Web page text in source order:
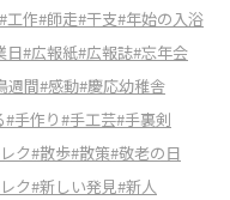
#工作#師走#干支#年始の入浴
日#広報紙#広報誌#忘年会
週間#感動#慶応幼稚舎
#手作り#手工芸#手裏剣
ク#散歩#散策#敬老の日
ク#新しい発見#新人